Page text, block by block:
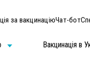
за вакцинаціюЧат-бот
Вакцинація в